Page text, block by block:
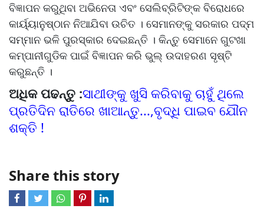
ବିଜ୍ଞାପନ କରୁଥିବା ଅଭିନେତା ଏବଂ ସେଲିବ୍ରିଟିଙ୍କ ବିରୋଧରେ
କାର୍ୟ୍ୟାନୁଷ୍ଠାନ ନିଆଯିବା ଉଚିତ । ସେମାନଙ୍କୁ ସରକାର ପଦ୍ମ
ସମ୍ମାନ ଭଳି ପୁରସ୍କାର ଦେଇଛନ୍ତି । କିନ୍ତୁ ସେମାନେ ଗୁଟଖା
କମ୍ପାନୀଗୁଡିକ ପାଇଁ ବିଜ୍ଞାପନ କରି ଭୁଲ୍ ଉଦାହରଣ ସୃଷ୍ଟି
କରୁଛନ୍ତି ।
ଅଧିକ ପଢନ୍ତୁ :ସାଥୀଙ୍କୁ ଖୁସି କରିବାକୁ ଚାହୁଁ ଥିଲେ
ପ୍ରତିଦିନ ରାତିରେ ଖାଆନ୍ତୁ...,ବୃଦ୍ଧି ପାଇବ ଯୌନ
ଶକ୍ତି !
Share this story